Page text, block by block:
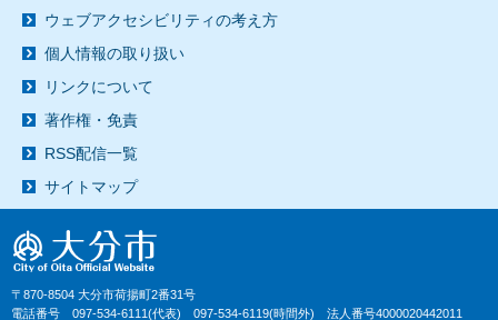
ウェブアクセシビリティの考え方
個人情報の取り扱い
リンクについて
著作権・免責
RSS配信一覧
サイトマップ
〒870-8504 大分市荷揚町2番31号
電話番号 097-534-6111(代表) 097-534-6119(時間外) 法人番号4000020442011